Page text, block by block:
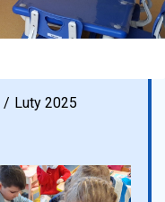
Luty 2025